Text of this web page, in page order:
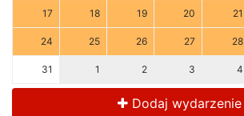
17 18 19 20 21
24 25 26 27 28
31 1 2 3 4
Dodaj wydarzenie